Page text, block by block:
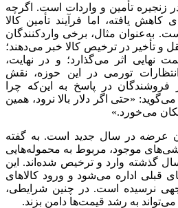
زنجیره تأمین و واردات است. اگرچه
یافته، اما فرآیند تأمین کالا
به‌عنوان مثال، برخی واردکنندگان
و تأخیر در ترخیص کالا خبر می‌دهند؛
نهایی اثر می‌گذارد؛ و در نهایت،
تورمی در این حوزه، نقش
فروشندگان در پاسخ به این‌که چرا
«حتی اگر دلار بالا نرود، همین
می‌خورد.»
عرضه در سال جدید است. به گفته
موجود، مربوط به محموله‌هایی
گذشته وارد و ترخیص شده‌اند. این
قبلی اداره می‌شود و ورود کالا‌های
نرسیده است. در چنین شرایطی،
به رشد قیمت‌ها دامن بزند.